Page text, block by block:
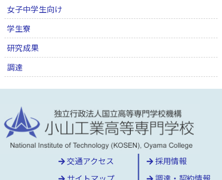
女子中学生向け
学生寮
研究成果
調達
採用情報
交通アクセス